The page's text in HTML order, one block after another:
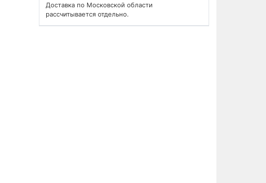
Доставка по Московской области
рассчитывается отдельно.